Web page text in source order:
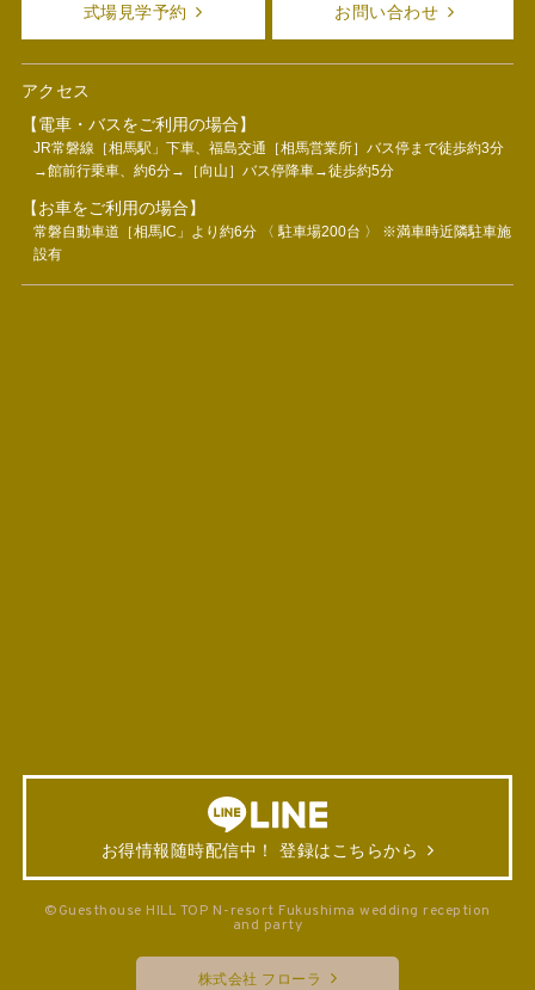
式場見学予約 お問い合わせ
アクセス
【電車・バスをご利用の場合】
JR常磐線［相馬駅」下車、福島交通［相馬営業所］バス停まで徒歩約3分
→館前行乗車、約6分→［向山］バス停降車→徒歩約5分
【お車をご利用の場合】
常磐自動車道［相馬IC」より約6分 〈 駐車場200台 〉 ※満車時近隣駐車施
設有
お得情報随時配信中！ 登録はこちらから
©Guesthouse HILL TOP N-resort Fukushima wedding reception
and party
株式会社 フローラ